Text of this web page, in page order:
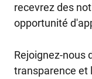
recevrez des
opportunité
Rejoignez-nous
transparence et